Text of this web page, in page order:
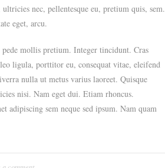
nec, pellentesque eu, pretium quis, sem.
eget, arcu.
mollis pretium. Integer tincidunt. Cras
ligula, porttitor eu, consequat vitae, eleifend
nulla ut metus varius laoreet. Quisque
nisi. Nam eget dui. Etiam rhoncus.
adipiscing sem neque sed ipsum. Nam quam